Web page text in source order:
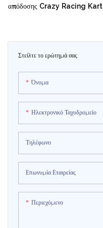
Στείλτε το ερώτημά σας
Όνομα
Ηλεκτρονικό Ταχυδρομείο
Τηλέφωνο
Επωνυμία Εταιρείας
Περιεχόμενο
απόδοσης Crazy Racing Kart